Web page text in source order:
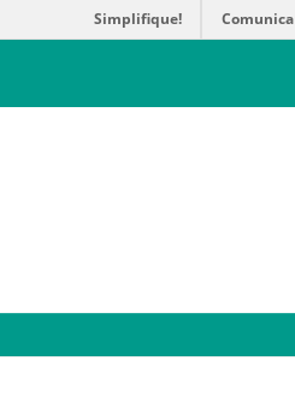
Simplifique! Comunica